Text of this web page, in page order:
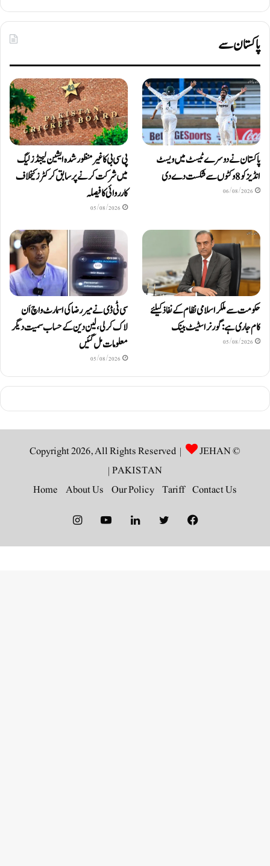
پاکستان سے
پاکستان نے دوسرے ٹیسٹ میں ویسٹ
انڈیز کو 8 وکٹوں سے شکست دے دی
06/08/2026
پی سی بی کا غیر منظور شدہ ایشین لیجنڈز لیگ
میں شرکت کرنے پر سابق کرکٹرز کیخلاف
کارروائی کا فیصلہ
05/08/2026
حکومت سے ملکر اسلامی نظام کے نفاذ کیلئے
کام جاری ہے: گورنر اسٹیٹ بینک
05/08/2026
سی ٹی ڈی نے میر رضا کی اسمارٹ واچ اَن
لاک کرلی، لین دین کے حساب سمیت دیگر
معلومات مل گئیں
05/08/2026
© Copyright 2026, All Rights Reserved |
JEHAN
PAKISTAN
|
Contact Us
Tariff
Our Policy
About Us
Home
Facebook
Twitter
LinkedIn
YouTube
Instagram